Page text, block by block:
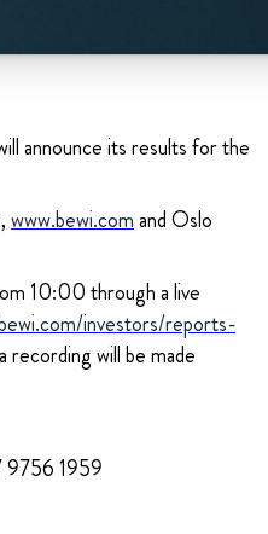
announce its results for the
www.bewi.comand Oslo
10:00 through a live
investors/reports-
recording will be made
9756 1959